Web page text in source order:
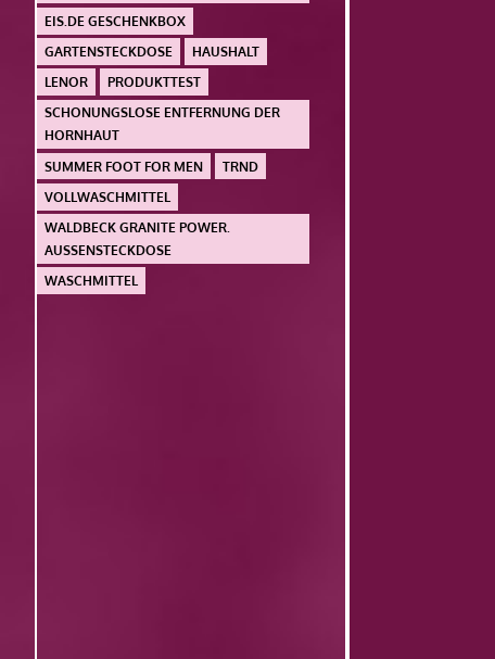
EIS.DE GESCHENKBOX
GARTENSTECKDOSE
HAUSHALT
LENOR
PRODUKTTEST
SCHONUNGSLOSE ENTFERNUNG DER
HORNHAUT
SUMMER FOOT FOR MEN
TRND
VOLLWASCHMITTEL
WALDBECK GRANITE POWER.
AUSSENSTECKDOSE
WASCHMITTEL